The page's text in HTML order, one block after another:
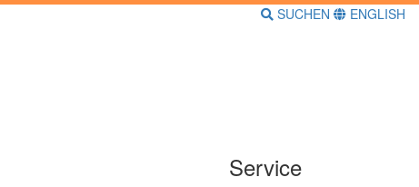
SUCHEN ENGLISH
Service